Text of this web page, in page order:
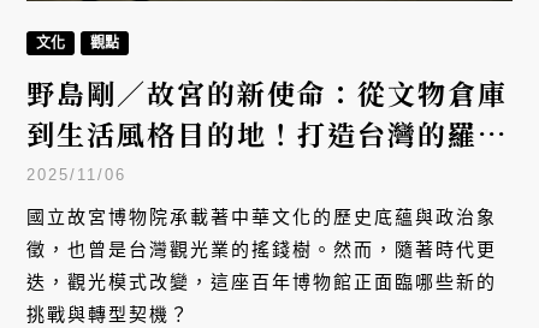
文化 觀點
野島剛／故宮的新使命：從文物倉庫
到生活風格目的地！打造台灣的羅浮
宮需要什麼？
2025/11/06
國立故宮博物院承載著中華文化的歷史底蘊與政治象
徵，也曾是台灣觀光業的搖錢樹。然而，隨著時代更
迭，觀光模式改變，這座百年博物館正面臨哪些新的
挑戰與轉型契機？